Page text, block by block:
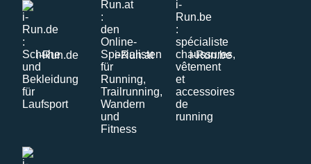
i-Run.de i-Run.at i-Run.be